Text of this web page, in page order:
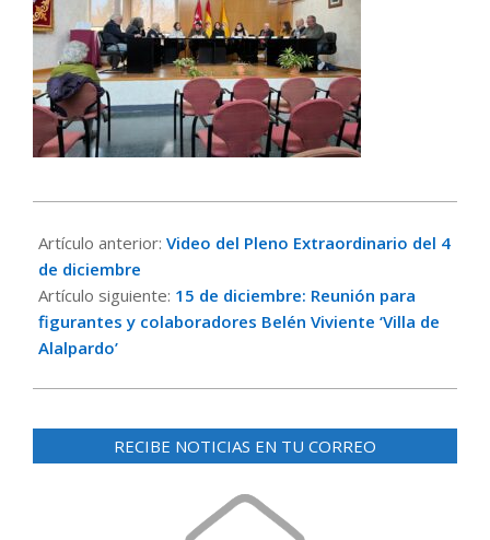
12-
11
Artículo anterior: Video del Pleno Extraordinario del 4
de diciembre
Artículo siguiente: 15 de diciembre: Reunión para
figurantes y colaboradores Belén Viviente ‘Villa de
Alalpardo’
RECIBE NOTICIAS EN TU CORREO